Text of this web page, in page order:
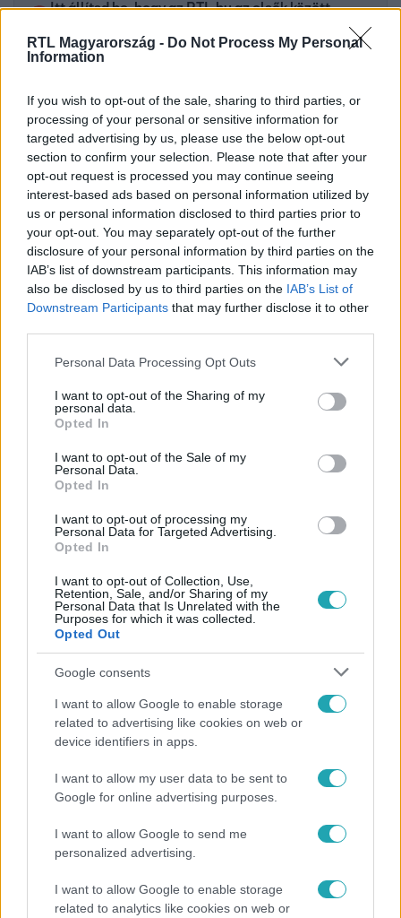
RTL Magyarország - Do Not Process My Personal
Information
If you wish to opt-out of the sale, sharing to third parties, or
processing of your personal or sensitive information for
targeted advertising by us, please use the below opt-out
section to confirm your selection. Please note that after your
opt-out request is processed you may continue seeing
interest-based ads based on personal information utilized by
us or personal information disclosed to third parties prior to
your opt-out. You may separately opt-out of the further
disclosure of your personal information by third parties on the
IAB’s list of downstream participants. This information may
also be disclosed by us to third parties on the IAB’s List of
Downstream Participants that may further disclose it to other
Please note that this website/app uses one or more Google
not limited to your visit or usage behaviour. You may click to
grant or deny consent to Google and its third-party tags to
use your data for below specified purposes in below Google
consent section.
Personal Data Processing Opt Outs
I want to opt-out of the Sharing of my
personal data.
Opted In
I want to opt-out of the Sale of my
Personal Data.
Opted In
I want to opt-out of processing my
Personal Data for Targeted Advertising.
Opted In
I want to opt-out of Collection, Use,
Retention, Sale, and/or Sharing of my
Personal Data that Is Unrelated with the
Purposes for which it was collected.
Opted Out
Google consents
I want to allow Google to enable storage
related to advertising like cookies on web or
device identifiers in apps.
I want to allow my user data to be sent to
Google for online advertising purposes.
I want to allow Google to send me
personalized advertising.
I want to allow Google to enable storage
related to analytics like cookies on web or
Itt állítsd be, hogy az RTL.hu az elsők között
Kövess minket, és értesülj a friss hírekről a
Facebookon is!
ADÁSRÉSZLETEK
Népszerű